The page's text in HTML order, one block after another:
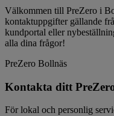
Välkommen till PreZero i
kontaktuppgifter gällande
kundportal eller
alla dina frågor!
PreZero Bollnäs
Kontakta ditt
För lokal och personlig